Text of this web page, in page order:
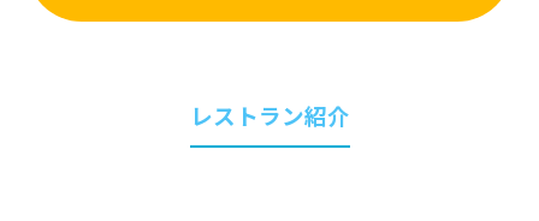
レストラン紹介